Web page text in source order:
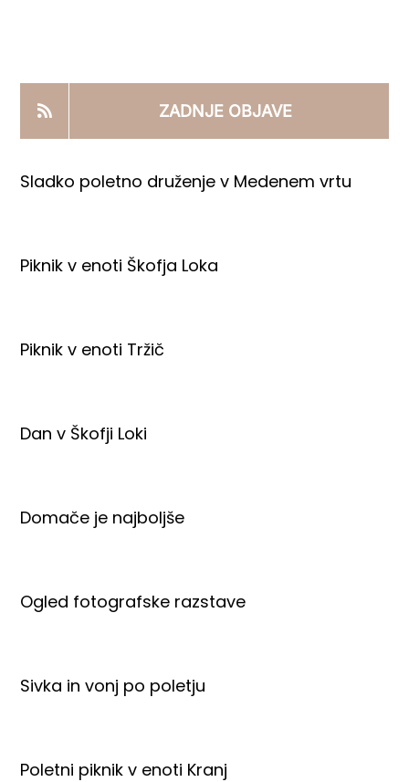
PRODAJNI IZDELKI
AKTUALNO
ZADNJE OBJAVE
Sladko poletno druženje v Medenem vrtu
Piknik v enoti Škofja Loka
Piknik v enoti Tržič
Dan v Škofji Loki
Domače je najboljše
Ogled fotografske razstave
Sivka in vonj po poletju
Poletni piknik v enoti Kranj